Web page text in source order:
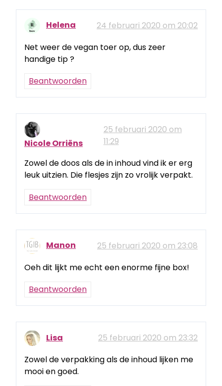
Helena
24 februari 2020 om 20:02
Net weer de vegan toer op, dus zeer
handige tip ?
Beantwoorden
Nicole Orriëns
25 februari 2020 om
11:29
Zowel de doos als de in inhoud vind ik er erg
leuk uitzien. Die flesjes zijn zo vrolijk verpakt.
Beantwoorden
Manon
25 februari 2020 om 23:08
Oeh dit lijkt me echt een enorme fijne box!
Beantwoorden
Lisa
25 februari 2020 om 23:32
Zowel de verpakking als de inhoud lijken me
mooi en goed.